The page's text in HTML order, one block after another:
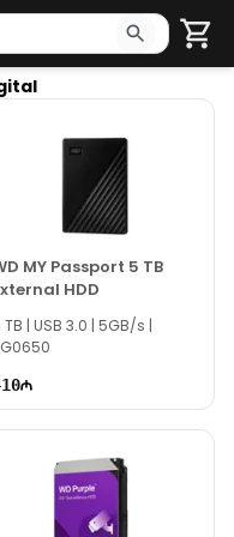
поиска. Нажмите Enter
MY Passport 5 TB
HDD
TB | USB 3.0 | 5GB/s |